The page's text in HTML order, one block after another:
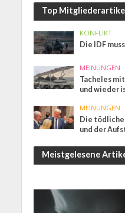
Top
KONFLIKT
Die IDF
MEINUNGEN
Tacheles
und wieder
MEINUNGEN
Die tödliche
und der
Meistgelesene